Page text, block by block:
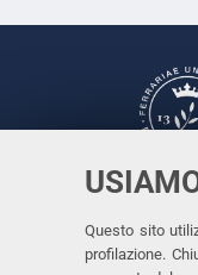
Questo sito
profilazione.